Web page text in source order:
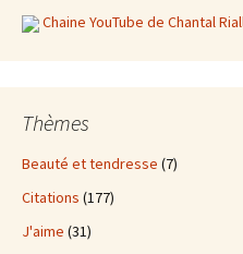
Chaine YouTube de Chantal
Thèmes
Beauté et tendresse (7)
Citations (177)
J'aime (31)